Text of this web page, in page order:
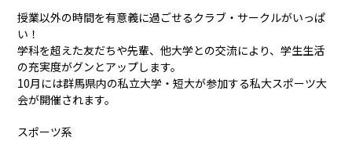
授業以外の時間を有意義に過ごせるクラブ・サークルがいっぱ
い！
学科を超えた友だちや先輩、他大学との交流により、学生生活
の充実度がグンとアップします。
10月には群馬県内の私立大学・短大が参加する私大スポーツ大
会が開催されます。
スポーツ系